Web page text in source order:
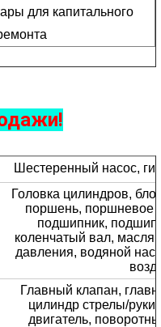
для капитального
Шестеренный насос,
Головка цилиндров,
поршень, поршневое
подшипник,
коленчатый вал,
давления, водяной
Главный клапан,
цилиндр стрелы/
двигатель,